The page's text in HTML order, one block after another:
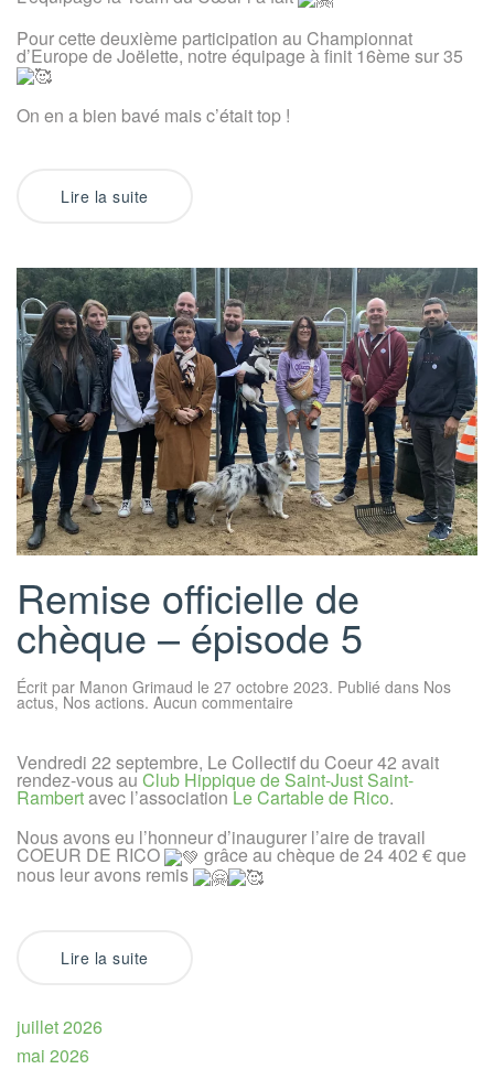
Pour cette deuxième participation au Championnat
d’Europe de Joëlette, notre équipage à finit 16ème sur 35
On en a bien bavé mais c’était top !
Lire la suite
Remise officielle de
chèque – épisode 5
Écrit par Manon Grimaud le 27 octobre 2023. Publié dans Nos
actus, Nos actions. Aucun commentaire
chèque
–
épisode
5
Vendredi 22 septembre, Le Collectif du Coeur 42 avait
rendez-vous auClub Hippique de Saint-Just Saint-
Rambertavec l’association Le Cartable de Rico.
Nous avons eu l’honneur d’inaugurer l’aire de travail
COEUR DE RICO grâce au chèque de 24 402 € que
nous leur avons remis
Lire la suite
juillet 2026
mai 2026